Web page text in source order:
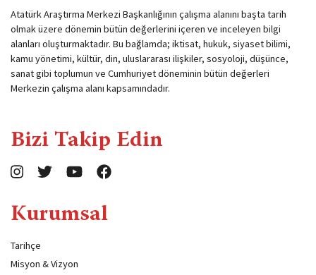
Atatürk Araştırma Merkezi Başkanlığının çalışma alanını başta tarih
olmak üzere dönemin bütün değerlerini içeren ve inceleyen bilgi
alanları oluşturmaktadır. Bu bağlamda; iktisat, hukuk, siyaset bilimi,
kamu yönetimi, kültür, din, uluslararası ilişkiler, sosyoloji, düşünce,
sanat gibi toplumun ve Cumhuriyet döneminin bütün değerleri
Merkezin çalışma alanı kapsamındadır.
Bizi Takip Edin
Kurumsal
Tarihçe
Misyon & Vizyon